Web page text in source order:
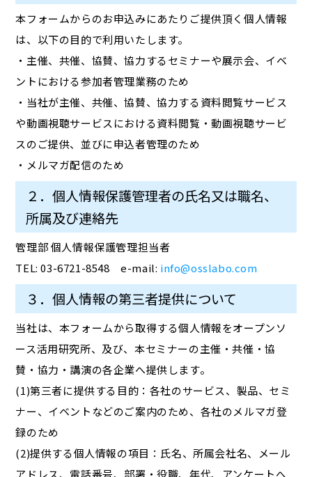
本フォームからのお申込みにあたりご提供頂く個人情報
は、以下の目的で利用いたします。
・主催、共催、協賛、協力するセミナーや展示会、イベ
ントにおける参加者管理業務のため
・当社が主催、共催、協賛、協力する資料閲覧サービス
や動画視聴サービスにおける資料閲覧・動画視聴サービ
スのご提供、並びに申込者管理のため
・メルマガ配信のため
２．個人情報保護管理者の氏名又は職名、
所属及び連絡先
管理部 個人情報保護管理担当者
TEL: 03-6721-8548 e-mail: info@osslabo.com
３．個人情報の第三者提供について
当社は、本フォームから取得する個人情報をオープンソ
ース活用研究所、及び、本セミナーの主催・共催・協
賛・協力・講演の各企業へ提供します。
(1)第三者に提供する目的：各社のサービス、製品、セミ
ナー、イベントなどのご案内のため、各社のメルマガ登
録のため
(2)提供する個人情報の項目：氏名、所属会社名、メール
アドレス、電話番号、部署・役職、年代、アンケートへ